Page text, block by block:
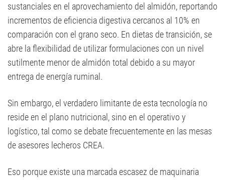
sustanciales en el aprovechamiento del almidón, reportando
incrementos de eficiencia digestiva cercanos al 10% en
comparación con el grano seco. En dietas de transición, se
abre la flexibilidad de utilizar formulaciones con un nivel
sutilmente menor de almidón total debido a su mayor
entrega de energía ruminal.
Sin embargo, el verdadero limitante de esta tecnología no
reside en el plano nutricional, sino en el operativo y
logístico, tal como se debate frecuentemente en las mesas
de asesores lecheros CREA.
Eso porque existe una marcada escasez de maquinaria